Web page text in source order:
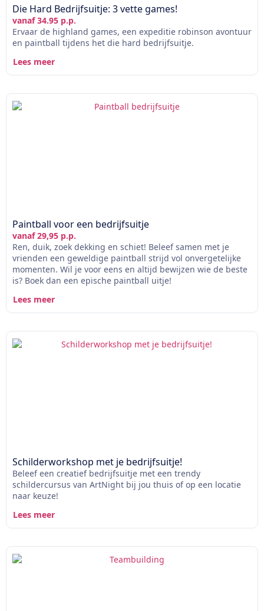
Die Hard Bedrijfsuitje: 3 vette games!
vanaf 34.95 p.p.
Ervaar de highland games, een expeditie robinson avontuur
en paintball tijdens het die hard bedrijfsuitje.
Lees meer
Paintball voor een bedrijfsuitje
vanaf 29,95 p.p.
Ren, duik, zoek dekking en schiet! Beleef samen met je
vrienden een geweldige paintball strijd vol onvergetelijke
momenten. Wil je voor eens en altijd bewijzen wie de beste
is? Boek dan een epische paintball uitje!
Lees meer
Schilderworkshop met je bedrijfsuitje!
Beleef een creatief bedrijfsuitje met een trendy
schildercursus van ArtNight bij jou thuis of op een locatie
naar keuze!
Lees meer